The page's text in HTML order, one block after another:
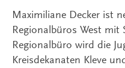
Maximiliane Decker ist
Regionalbüros West
Regionalbüro wird die
Kreisdekanaten Kleve